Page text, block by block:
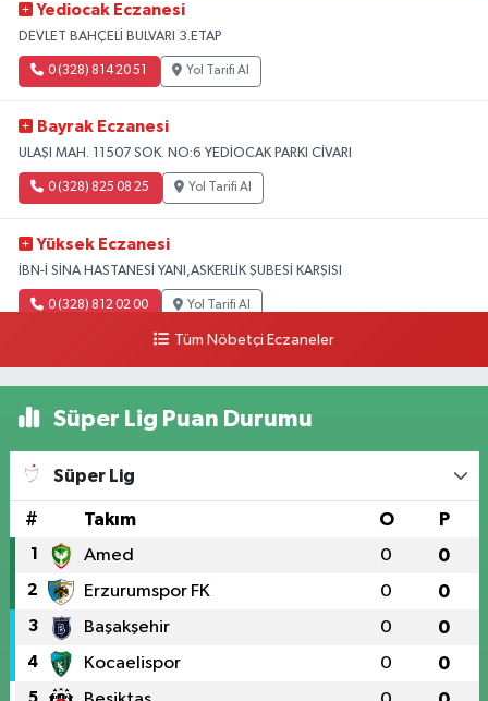
Yediocak Eczanesi
DEVLET BAHÇELİ BULVARI 3.ETAP
0 (328) 814 20 51 Yol Tarifi Al
Bayrak Eczanesi
ULAŞI MAH. 11507 SOK. NO:6 YEDİOCAK PARKI CİVARI
0 (328) 825 08 25 Yol Tarifi Al
Yüksek Eczanesi
İBN-İ SİNA HASTANESİ YANI,ASKERLİK ŞUBESİ KARŞISI
0 (328) 812 02 00 Yol Tarifi Al
Tüm Nöbetçi Eczaneler
Süper Lig Puan Durumu
Süper Lig
# Takım O P
1 Amed 0 0
2 Erzurumspor FK 0 0
3 Başakşehir 0 0
4 Kocaelispor 0 0